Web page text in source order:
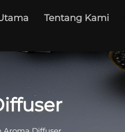
Tentang Kami